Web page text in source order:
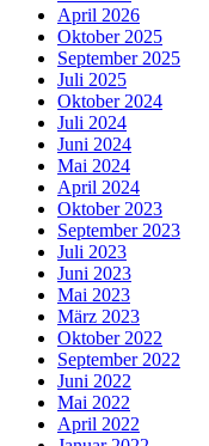
April 2026
Oktober 2025
September 2025
Juli 2025
Oktober 2024
Juli 2024
Juni 2024
Mai 2024
April 2024
Oktober 2023
September 2023
Juli 2023
Juni 2023
Mai 2023
März 2023
Oktober 2022
September 2022
Juni 2022
Mai 2022
April 2022